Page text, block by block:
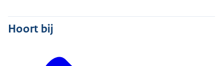
Hoort bij